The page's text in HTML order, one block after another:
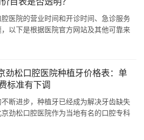
医院的营业时间和开诊时间、急诊服务
以下是根据医院官方网站及其他可靠来
松口腔医院种植牙价格表：单
标准有下调
断进步，种植牙已经成为解决牙齿缺失
劲松口腔医院作为当地有名的口腔专科